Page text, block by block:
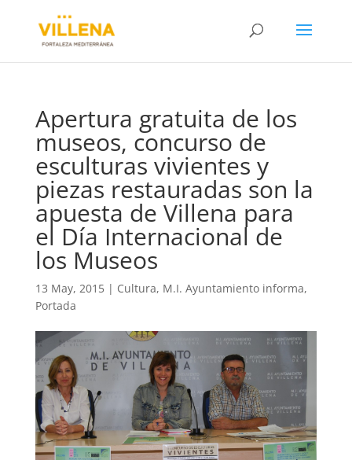
Apertura gratuita de los
museos, concurso de
esculturas vivientes y
piezas restauradas son la
apuesta de Villena para
el Día Internacional de
los Museos
13 May, 2015| Cultura, M.I. Ayuntamiento informa,
Portada